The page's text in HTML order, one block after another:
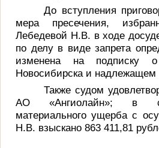
До вступления
мера пресечения,
Лебедевой Н.В. в ходе
по делу в видезапрета
изменена на подписку
Новосибирска и надлежащем
Также судом
АО «Ангиолайн»; в
материального ущерба с
Н.В. взыскано 863 411,81